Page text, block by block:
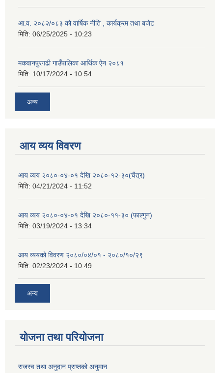
आ.व. २०८२/०८३ को वार्षिक नीति , कार्यक्रम तथा बजेट
मिति: 06/25/2025 - 10:23
मकवानपुरगढी गाउँपालिका आर्थिक ‌‌‌ऐन २०८१
मिति: 10/17/2024 - 10:54
अन्य
आय व्यय विवरण
आय व्यय २०८०-०४-०१ देखि २०८०-१२-३०(चैत्र)
मिति: 04/21/2024 - 11:52
आय व्यय २०८०-०४-०१ देखि २०८०-११-३० (फाल्गुन)
मिति: 03/19/2024 - 13:34
आय व्ययको विवरण २०८०/०४/०१ - २०८०/१०/२९
मिति: 02/23/2024 - 10:49
अन्य
योजना तथा परियोजना
राजस्व तथा अनुदान प्राप्तको अनुमान